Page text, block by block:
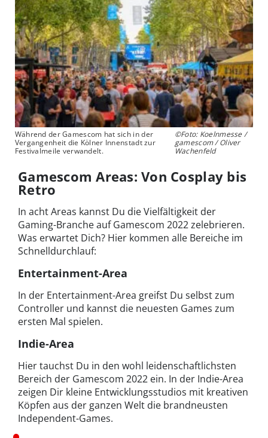
Während der Gamescom hat sich in der
Vergangenheit die Kölner Innenstadt zur
Festivalmeile verwandelt.
©Foto: Koelnmesse /
gamescom / Oliver
Wachenfeld
Gamescom Areas: Von Cosplay bis
Retro
In acht Areas kannst Du die Vielfältigkeit der
Gaming-Branche auf Gamescom 2022 zelebrieren.
Was erwartet Dich? Hier kommen alle Bereiche im
Schnelldurchlauf:
Entertainment-Area
In der Entertainment-Area greifst Du selbst zum
Controller und kannst die neuesten Games zum
ersten Mal spielen.
Indie-Area
Hier tauchst Du in den wohl leidenschaftlichsten
Bereich der Gamescom 2022 ein. In der Indie-Area
zeigen Dir kleine Entwicklungsstudios mit kreativen
Köpfen aus der ganzen Welt die brandneusten
Independent-Games.